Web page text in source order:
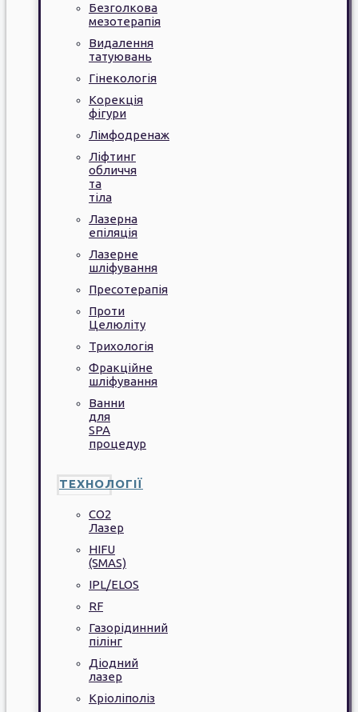
Безголкова
мезотерапія
Видалення
татуювань
Гінекологія
Корекція
фігури
Лімфодренаж
Ліфтинг
обличчя
та
тіла
Лазерна
епіляція
Лазерне
шліфування
Пресотерапія
Проти
Целюліту
Трихологія
Фракційне
шліфування
Ванни
для
SPA
процедур
ТЕХНОЛОГІЇ
CO2
Лазер
HIFU
(SMAS)
IPL/ELOS
RF
Газорідинний
пілінг
Діодний
лазер
Кріоліполіз